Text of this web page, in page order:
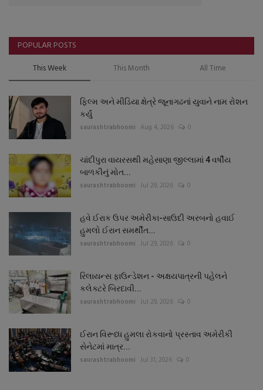
POPULAR POSTS
This Week This Month All Time
ફિલ્મ અને મીડિયા ક્ષેત્રે જૂનાગઢનાં યુવાને નામ રોશન
કર્યું
saurashtrabhoomi Aug 4, 2026 0
ચાંદીપુરા વાયરસથી મહેસાણા જીલ્લામાં 4 વર્ષીય
બાળકીનું મોત...
saurashtrabhoomi Jul 29, 2026 0
હવે ઈરાક ઉપર અમેરીકા-સાઉદી અરબનો હવાઈ
હુમલો ઈરાન સમર્થીત...
saurashtrabhoomi Jul 29, 2026 0
રિલાયન્સ ફાઉન્ડેશન - અક્ષયપાત્રની પહેલને
કલેક્ટરે બિરદાવી...
saurashtrabhoomi Jul 29, 2026 0
ઈરાન વિરૂધ્ધ હુમલા રોકવાનો પ્રસ્તાવ અમેરીકી
સેનેટમાં માત્ર...
saurashtrabhoomi Jul 31, 2026 0